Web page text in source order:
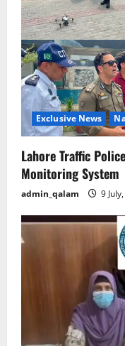
Exclusive News
Lahore Traffic
Monitoring System
admin_qalam 9